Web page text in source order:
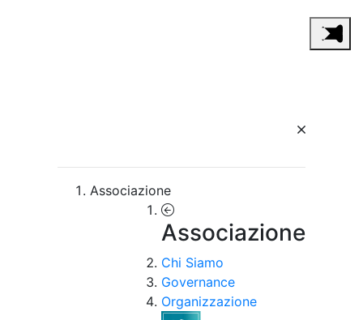
Associazione
Associazione
Chi Siamo
Governance
Organizzazione